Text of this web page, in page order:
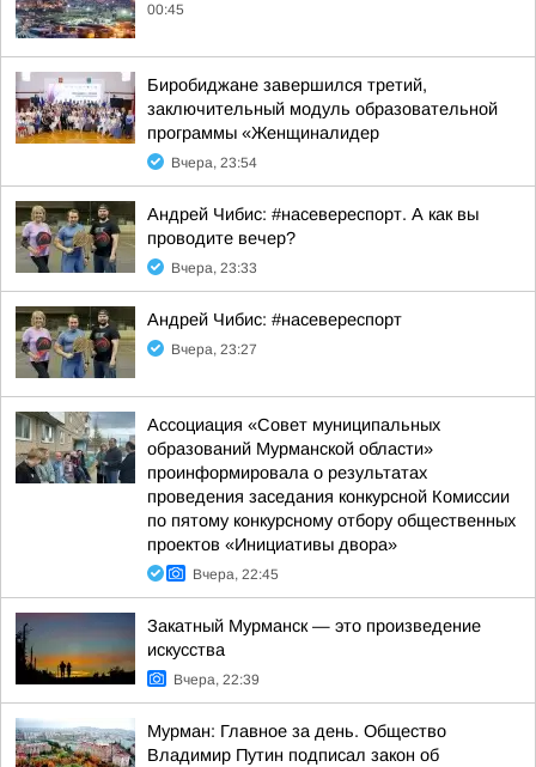
00:45
Биробиджане завершился третий,
заключительный модуль образовательной
программы «Женщиналидер
Вчера, 23:54
Андрей Чибис: #насевереспорт. А как вы
проводите вечер?
Вчера, 23:33
Андрей Чибис: #насевереспорт
Вчера, 23:27
Ассоциация «Совет муниципальных
образований Мурманской области»
проинформировала о результатах
проведения заседания конкурсной Комиссии
по пятому конкурсному отбору общественных
проектов «Инициативы двора»
Вчера, 22:45
Закатный Мурманск — это произведение
искусства
Вчера, 22:39
Мурман: Главное за день. Общество
Владимир Путин подписал закон об